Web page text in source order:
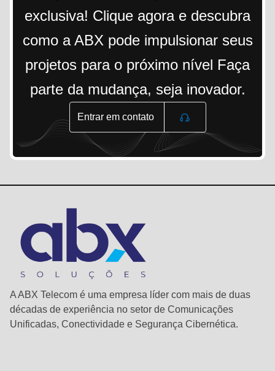
exclusiva! Clique agora e descubra
como a ABX pode impulsionar seus
projetos para o próximo nível Faça
parte da mudança, seja inovador.
Entrar em contato
A ABX Telecom é uma empresa líder com mais de duas
décadas de experiência no setor de Comunicações
Unificadas, Conectividade e Segurança Cibernética.